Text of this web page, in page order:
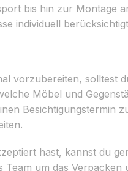
bis hin zur Montage
individuell
vorzubereiten, solltest
Möbel und
Besichtigungstermin
hast, kannst du
um das